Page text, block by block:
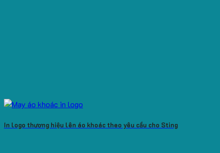
In logo thương hiệu lên áo khoác theo yêu cầu cho Sting